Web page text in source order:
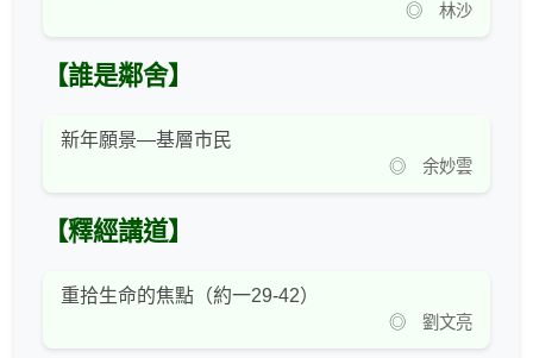
◎ 林沙
【誰是鄰舍】
新年願景—基層市民
◎ 余妙雲
【釋經講道】
重拾生命的焦點（約一29-42）
◎ 劉文亮